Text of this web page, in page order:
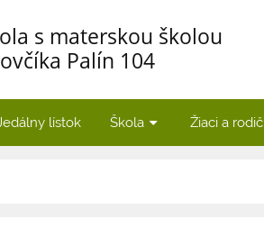
s materskou školou
Palín 104
lístok Škola Žiaci a